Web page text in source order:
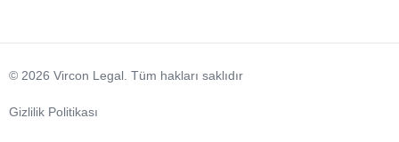
© 2026 Vircon Legal. Tüm hakları saklıdır
Gizlilik Politikası